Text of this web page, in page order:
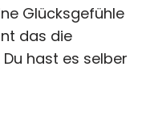
Glücksgefühle
das die
hast es selber